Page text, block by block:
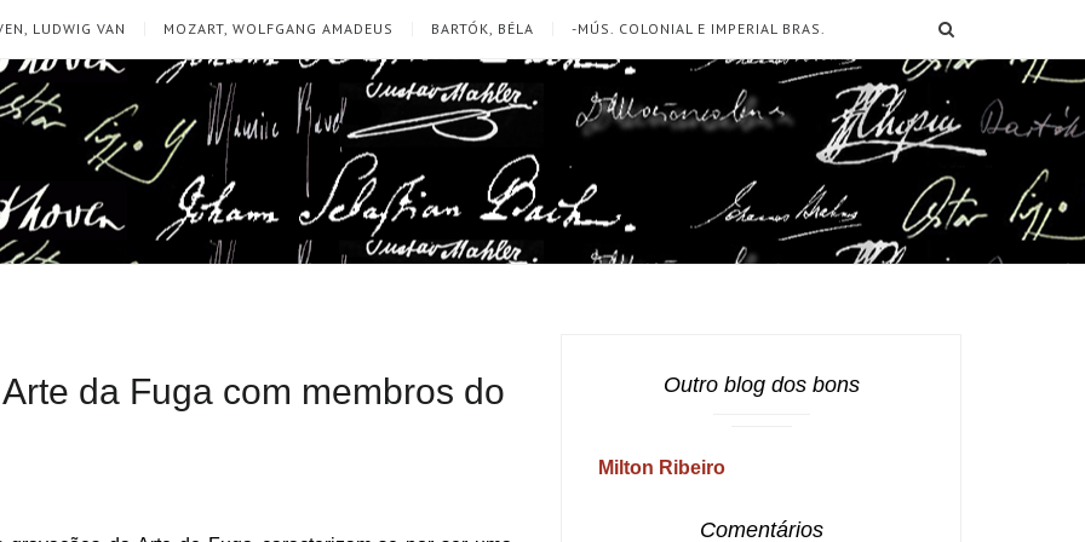
LUDWIG VAN MOZART, WOLFGANG AMADEUS BARTÓK, BÉLA -MÚS. COLONIAL E IMPERIAL BRAS.
da Fuga com membros do
Outro blog dos bons
Milton Ribeiro
Comentários